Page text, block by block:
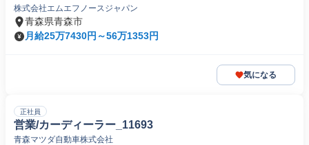
株式会社エムエフノースジャパン
青森県青森市
月給25万7430円～56万1353円
気になる
正社員
営業/カーディーラー_11693
青森マツダ自動車株式会社